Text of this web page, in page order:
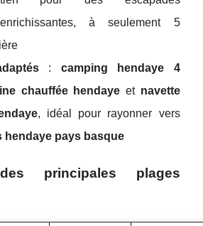
enrichissantes, à seulement 5
: camping hendaye 4
chauffée hendaye et navette
, idéal pour rayonner vers
hendaye pays basque
principales plages